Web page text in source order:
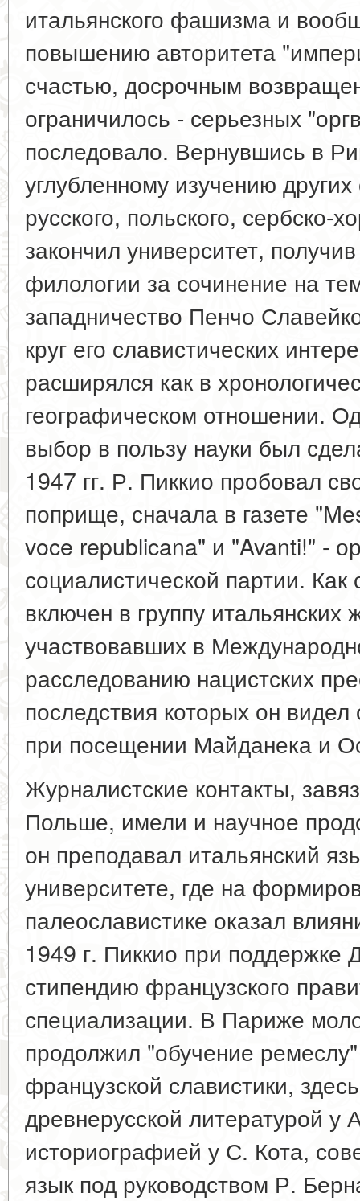
итальянского фашизма и
повышению авторитета
счастью, досрочным
ограничилось - серьезных
последовало. Вернувшись в
углубленному изучению
русского, польского, сербско-
закончил университет,
филологии за сочинение на
западничество Пенчо
круг его славистических
расширялся как в
географическом отношении.
выбор в пользу науки был
1947 гг. Р. Пиккио пробовал
поприще, сначала в газете
voce republicana" и "Avanti!" -
социалистической партии.
включен в группу итальянских
участвовавших в
расследованию нацистских
последствия которых он
при посещении Майданека и
Журналистские контакты,
Польше, имели и научное
он преподавал итальянский
университете, где на
палеославистике оказал
1949 г. Пиккио при
стипендию французского
специализации. В Париже
продолжил "обучение
французской славистики,
древнерусской литературой у
историографией у С. Кота,
язык под руководством Р.